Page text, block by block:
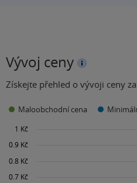
Vývoj ceny
Získejte přehled o vývoji ceny
Maloobchodní cena